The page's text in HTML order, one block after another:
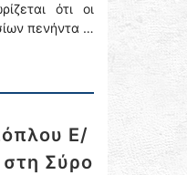
ότι οι
πενήντα …
Ε/
Σύρο